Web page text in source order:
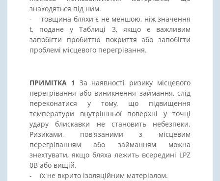
знаходяться під ним.
- товщина бляхи є не меншою, ніж значення
t, подане у Таблиці 3, якщо є важливим
запобігти пробиттю покриття або запобігти
проблемі місцевого перегрівання.
ПРИМІТКА 1 За наявності ризику місцевого
перегрівання або виникнення займання, слід
переконатися у тому, що підвищення
температури внутрішньої поверхні у точці
удару блискавки не становить небезпеки.
Ризиками, пов'язаними з місцевим
перегріванням або займанням можна
знехтувати, якщо бляха лежить всередині LPZ
0B або вищій.
- їх не вкрито ізоляційним матеріалом.